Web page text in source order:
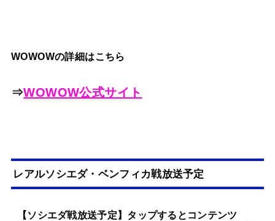
WOWOWの詳細はこちら
⇒WOWOW公式サイト
レアルソシエダ・ベンフィカ戦放送予定
【ソシエダ戦放送予定】タップするとコンテンツ